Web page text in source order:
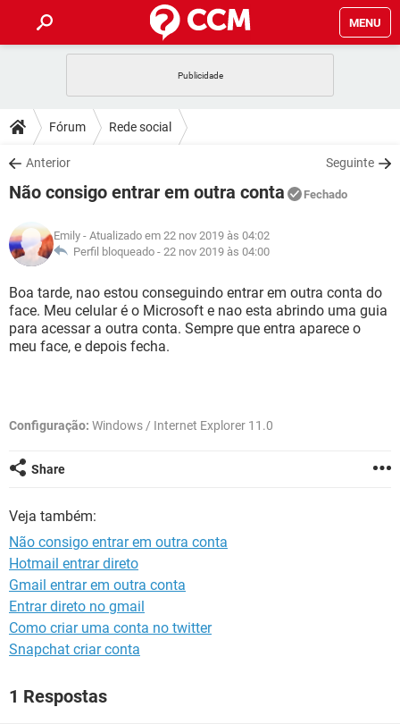
MENU
CELULAR
OUTLOOK
INSTAGRAM GMAIL
DICAS
JOGOS
INSTAGRAM GMAIL
GUIA DE COMPRAS
DOWNLOADS
JOGOS WHATSAPP
OUTLOOK EXCEL
INSTAGRAM GMAIL
GUIA DE COMPRAS
JOGOS WHATSAPP
CELULAR
OUTLOOK EXCEL
INSTAGRAM GMAIL
GLOSSÁRIO
WHATSAPP
CELULAR FACEBOOK
OUTLOOK
Fórum Rede social
Anterior Seguinte
Não consigo entrar em outra conta Fechado
Emily - Atualizado em 22 nov 2019 às 04:02
Perfil bloqueado - 22 nov 2019 às 04:00
Boa tarde, nao estou conseguindo entrar em outra conta do
face. Meu celular é o Microsoft e nao esta abrindo uma guia
para acessar a outra conta. Sempre que entra aparece o
meu face, e depois fecha.
Configuração: Windows / Internet Explorer 11.0
Share
Veja também:
Não consigo entrar em outra conta
Hotmail entrar direto
Gmail entrar em outra conta
Entrar direto no gmail
Como criar uma conta no twitter
Snapchat criar conta
1 Respostas